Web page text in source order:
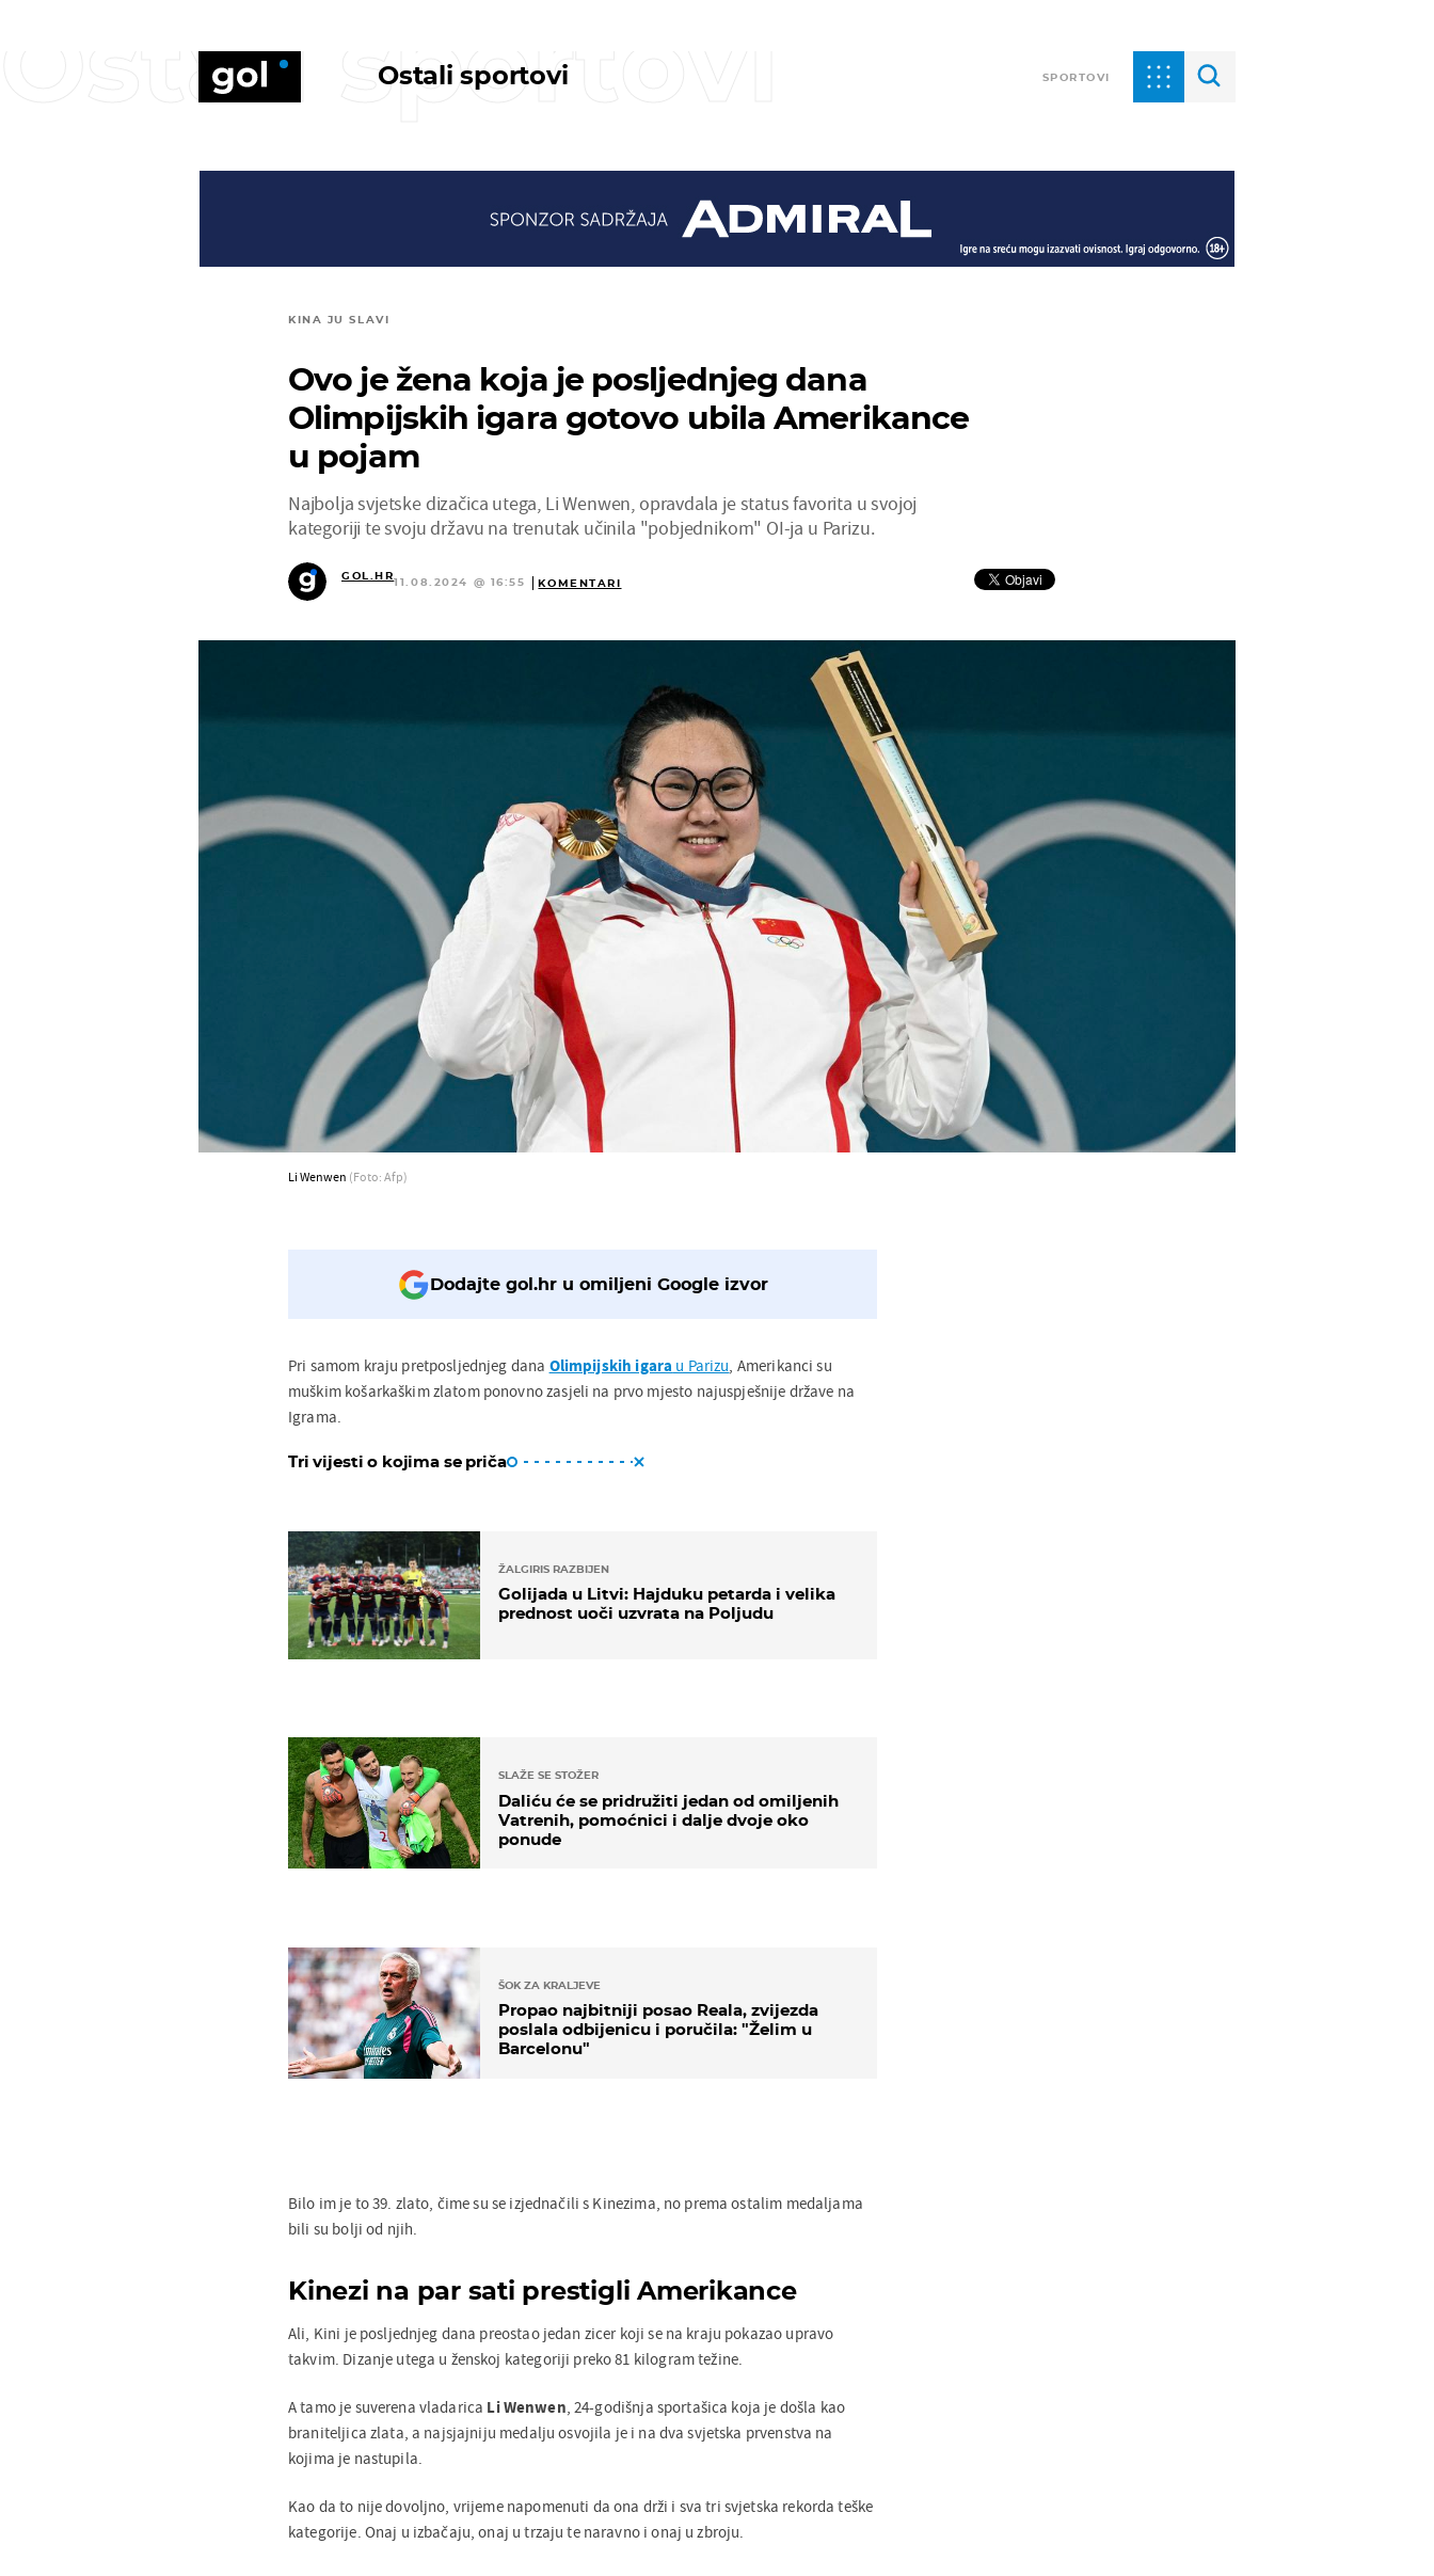
Ostali sportovi SPORTOVI
Ostali sportovi
KINA JU SLAVI
Ovo je žena koja je posljednjeg dana
Olimpijskih igara gotovo ubila Amerikance
u pojam
Najbolja svjetske dizačica utega, Li Wenwen, opravdala je status favorita u svojoj
kategoriji te svoju državu na trenutak učinila "pobjednikom" OI-ja u Parizu.
GOL.HR
11.08.2024 @ 16:55 KOMENTARI
Li Wenwen (Foto: Afp)
Dodajte gol.hr u omiljeni Google izvor
Pri samom kraju pretposljednjeg dana Olimpijskih igara u Parizu, Amerikanci su
muškim košarkaškim zlatom ponovno zasjeli na prvo mjesto najuspješnije države na
Igrama.
Tri vijesti o kojima se priča
ŽALGIRIS RAZBIJEN
Golijada u Litvi: Hajduku petarda i velika
prednost uoči uzvrata na Poljudu
SLAŽE SE STOŽER
Daliću će se pridružiti jedan od omiljenih
Vatrenih, pomoćnici i dalje dvoje oko
ponude
ŠOK ZA KRALJEVE
Propao najbitniji posao Reala, zvijezda
poslala odbijenicu i poručila: "Želim u
Barcelonu"
Bilo im je to 39. zlato, čime su se izjednačili s Kinezima, no prema ostalim medaljama
bili su bolji od njih.
Kinezi na par sati prestigli Amerikance
Ali, Kini je posljednjeg dana preostao jedan zicer koji se na kraju pokazao upravo
takvim. Dizanje utega u ženskoj kategoriji preko 81 kilogram težine.
A tamo je suverena vladarica Li Wenwen, 24-godišnja sportašica koja je došla kao
braniteljica zlata, a najsjajniju medalju osvojila je i na dva svjetska prvenstva na
kojima je nastupila.
Kao da to nije dovoljno, vrijeme napomenuti da ona drži i sva tri svjetska rekorda teške
kategorije. Onaj u izbačaju, onaj u trzaju te naravno i onaj u zbroju.